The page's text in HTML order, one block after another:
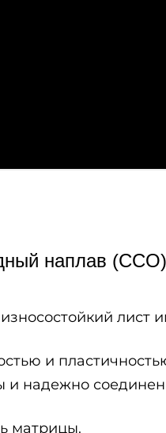
наплав
лист
и
надежно
матрицы.